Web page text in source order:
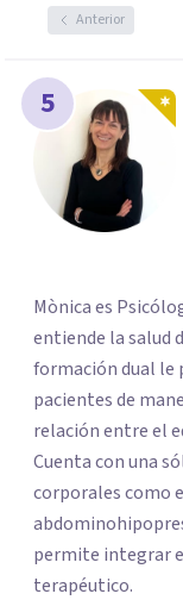
Anterior
5
Mònica es
entiende la salud
formación dual le
pacientes de
relación entre el
Cuenta con una
corporales como
permite integrar
terapéutico.